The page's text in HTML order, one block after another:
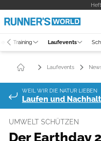
Training Laufevents
Laufevents
WEIL WIR DIE NATUR LIEBEN
Laufen und
UMWELT SCHÜTZEN
Der Earthday